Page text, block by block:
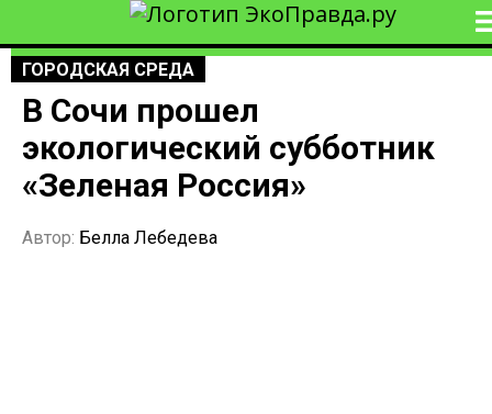
ГОРОДСКАЯ СРЕДА
В Сочи прошел
экологический субботник
«Зеленая Россия»
Автор: Белла Лебедева